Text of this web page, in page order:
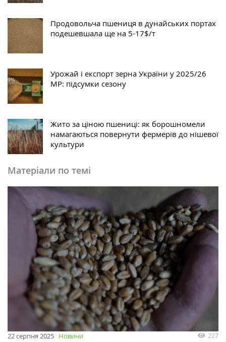
Продовольча пшениця в дунайських портах
подешевшала ще на 5-17$/т
Урожай і експорт зерна України у 2025/26
МР: підсумки сезону
Жито за ціною пшениці: як борошномели
намагаються повернути фермерів до нішевої
культури
Матеріали по темі
22 серпня 2025 Новини 227